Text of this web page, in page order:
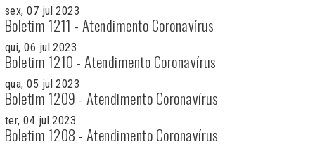
sex, 07 jul 2023
Boletim 1211 - Atendimento Coronavírus
qui, 06 jul 2023
Boletim 1210 - Atendimento Coronavírus
qua, 05 jul 2023
Boletim 1209 - Atendimento Coronavírus
ter, 04 jul 2023
Boletim 1208 - Atendimento Coronavírus